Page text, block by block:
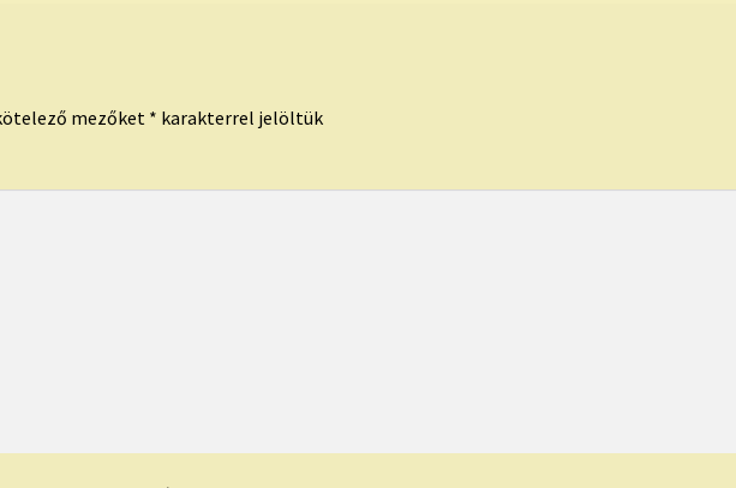
mezőket * karakterrel jelöltük